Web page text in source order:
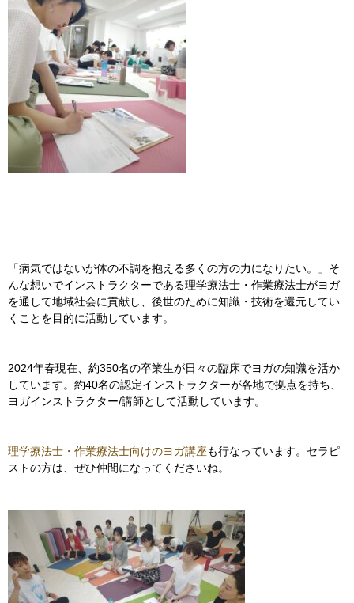
「病気ではないが体の不調を抱える多くの方の力になりたい。」そ
んな想いでインストラクターである理学療法士・作業療法士がヨガ
を通して地域社会に貢献し、後世のために知識・技術を還元してい
くことを目的に活動しています。
2024年春現在、約350名の卒業生が日々の臨床でヨガの知識を活か
しています。約40名の認定インストラクターが各地で拠点を持ち、
ヨガインストラクター/講師として活動しています。
理学療法士・作業療法士向けのヨガ講座も行なっています。セラピ
ストの方は、ぜひ仲間になってくださいね。